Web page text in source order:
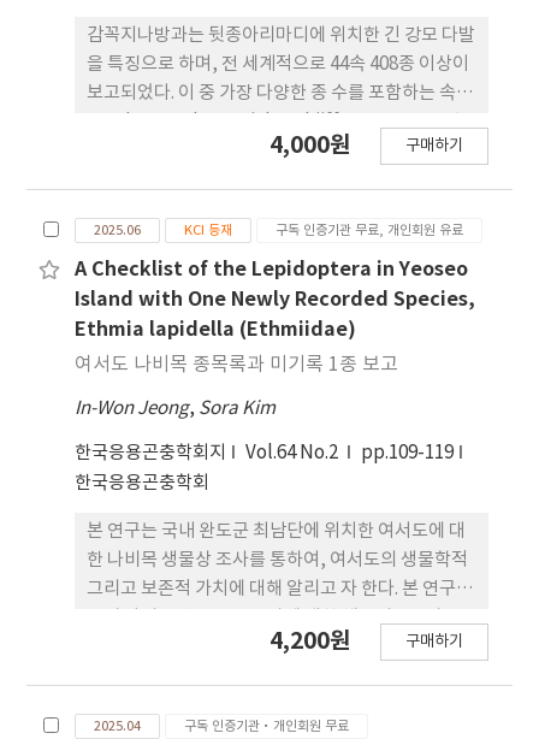
감꼭지나방과는 뒷종아리마디에 위치한 긴 강모 다발
을 특징으로 하며, 전 세계적으로 44속 408종 이상이
보고되었다. 이 중 가장 다양한 종 수를 포함하는 속은
시기에 다양한 먹이원을 가진 240종 이상의 종들로
본 연구에서는 미기록 2종, Stathmopoda
atridorsalis Terada와 S. dorsioculella Terada
를 한반도에서 최초로 보고한다. 각 종에 대한 진단,
기재, 성충과 생식기의 사진을 제공한다. 추가적으로,
이번 연구를 통해 보 고되는 종들을 포함한 한반도산
함께 제공한다.
4,000원 구매하기
2025.06 KCI 등재 구독 인증기관 무료, 개인회원 유료
A Checklist of the Lepidoptera in Yeoseo
Island with One Newly Recorded Species,
Ethmia lapidella (Ethmiidae)
여서도 나비목 종목록과 미기록 1종 보고
In-Won Jeong, Sora Kim
한국응용곤충학회지 Vol.64 No.2
pp.109-119
한국응용곤충학회
본 연구는 국내 완도군 최남단에 위치한 여서도에 대
한 나비목 생물상 조사를 통하여, 여서도의 생물학적
그리고 보존적 가치에 대해 알리고 자 한다. 본 연구로
축되었고, 먹점뿔나방과에 속하는 미기록 1종을 새롭
였다.
4,200원 구매하기
2025.04 구독 인증기관·개인회원 무료